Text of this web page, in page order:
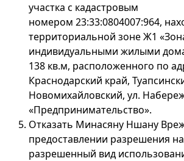
участка с кадастровым
номером 23:33:0804007:964,
территориальной зоне Ж1
индивидуальными жилыми
138 кв.м, расположенного по
Краснодарский край,
Новомихайловский, ул.
«Предпринимательство».
Отказать Минасяну Ншану
предоставлении разрешения
разрешенный вид